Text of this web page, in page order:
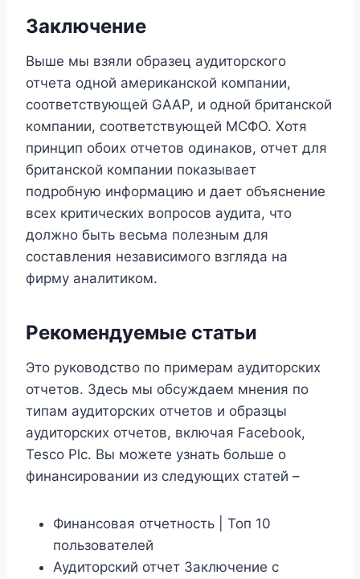
Заключение
Выше мы взяли образец аудиторского
отчета одной американской компании,
соответствующей GAAP, и одной британской
компании, соответствующей МСФО. Хотя
принцип обоих отчетов одинаков, отчет для
британской компании показывает
подробную информацию и дает объяснение
всех критических вопросов аудита, что
должно быть весьма полезным для
составления независимого взгляда на
фирму аналитиком.
Рекомендуемые статьи
Это руководство по примерам аудиторских
отчетов. Здесь мы обсуждаем мнения по
типам аудиторских отчетов и образцы
аудиторских отчетов, включая Facebook,
Tesco Plc. Вы можете узнать больше о
финансировании из следующих статей –
Финансовая отчетность | Топ 10
пользователей
Аудиторский отчет Заключение с